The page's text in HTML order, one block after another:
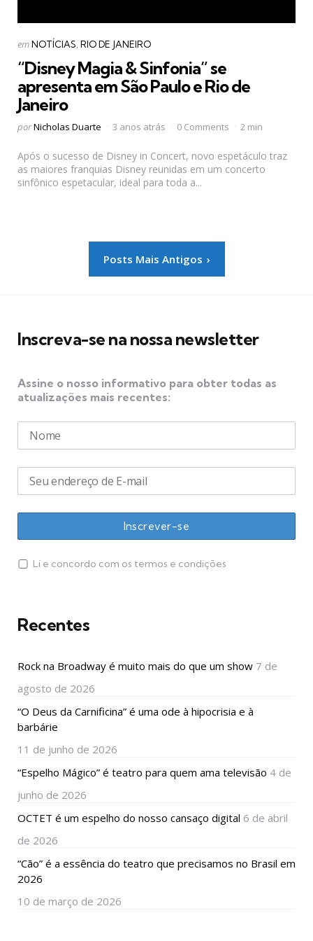
Categorias
Postado
emNOTÍCIAS RIO DE JANEIRO
“Disney Magia & Sinfonia” se
apresenta em São Paulo e Rio de
Janeiro
Postado
porNicholas Duarte 3 anos atrás 0 Comments 2 min
Após o sucesso de Disney in Concert, novo espetáculo traz
as maiores franquias Disney reunidas em um concerto
sinfônico espetacular, ideal para toda a...
Posts Mais Antigos
Inscreva-se na nossa newsletter
Assine o nosso informativo para obter todas as
atualizações mais recentes:
Li e concordo com os termos e condições
Recentes
Rock na Broadway é muito mais do que um show 7 de
agosto de 2026
“O Deus da Carnificina” é uma ode à hipocrisia e à
barbárie
11 de junho de 2026
“Espelho Mágico” é teatro para quem ama televisão 4 de
junho de 2026
OCTET é um espelho do nosso cansaço digital 6 de abril
de 2026
“Cão” é a essência do teatro que precisamos no Brasil em
2026
10 de março de 2026